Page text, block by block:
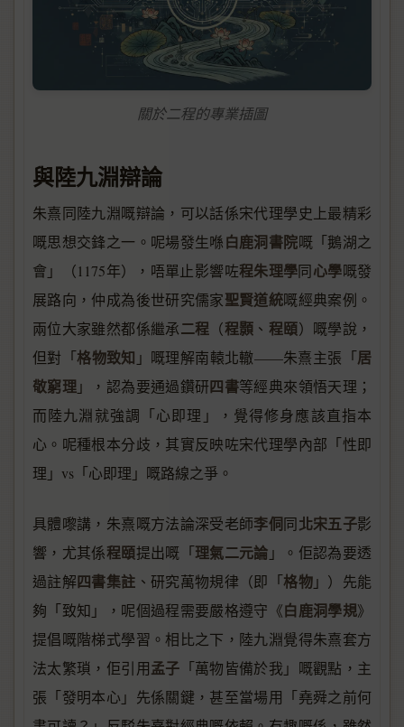
關於二程的專業插圖
與陸九淵辯論
朱熹同陸九淵嘅辯論，可以話係宋代理學史上最精彩
嘅思想交鋒之一。呢場發生喺白鹿洞書院嘅「鵝湖之
會」（1175年），唔單止影響咗程朱理學同心學嘅發
展路向，仲成為後世研究儒家聖賢道統嘅經典案例。
兩位大家雖然都係繼承二程 （程顥 、 程頤）嘅學說，
但對「格物致知 」嘅理解南轅北轍——朱熹主張「居
敬窮理」，認為要通過鑽研四書等經典來領悟天理；
而陸九淵就強調「心即理」，覺得修身應該直指本
心。呢種根本分歧，其實反映咗宋代理學內部「性即
理」vs「心即理」嘅路線之爭。
具體嚟講，朱熹嘅方法論深受老師李侗同北宋五子影
響，尤其係程頤提出嘅「理氣二元論 」。佢認為要透
過註解四書集註 、研究萬物規律（即「格物」）先能
夠「致知」，呢個過程需要嚴格遵守《白鹿洞學規》
提倡嘅階梯式學習。相比之下，陸九淵覺得朱熹套方
法太繁瑣，佢引用孟子 「萬物皆備於我」嘅觀點，主
張「發明本心」先係關鍵，甚至當場用「堯舜之前何